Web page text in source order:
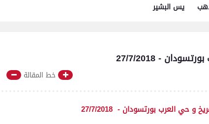
يس البشير
خط المقالة